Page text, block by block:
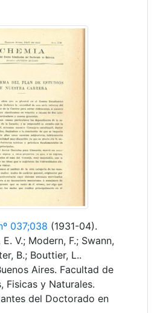
037;038 (1931-04).
V.; Modern, F.; Swann,
B.; Bouttier, L..
Aires. Facultad de
Fisicas y Naturales.
del Doctorado en